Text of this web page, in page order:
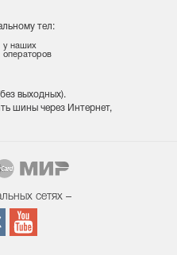
тел:
у наших
операторов
выходных).
шины через Интернет,
сетях –